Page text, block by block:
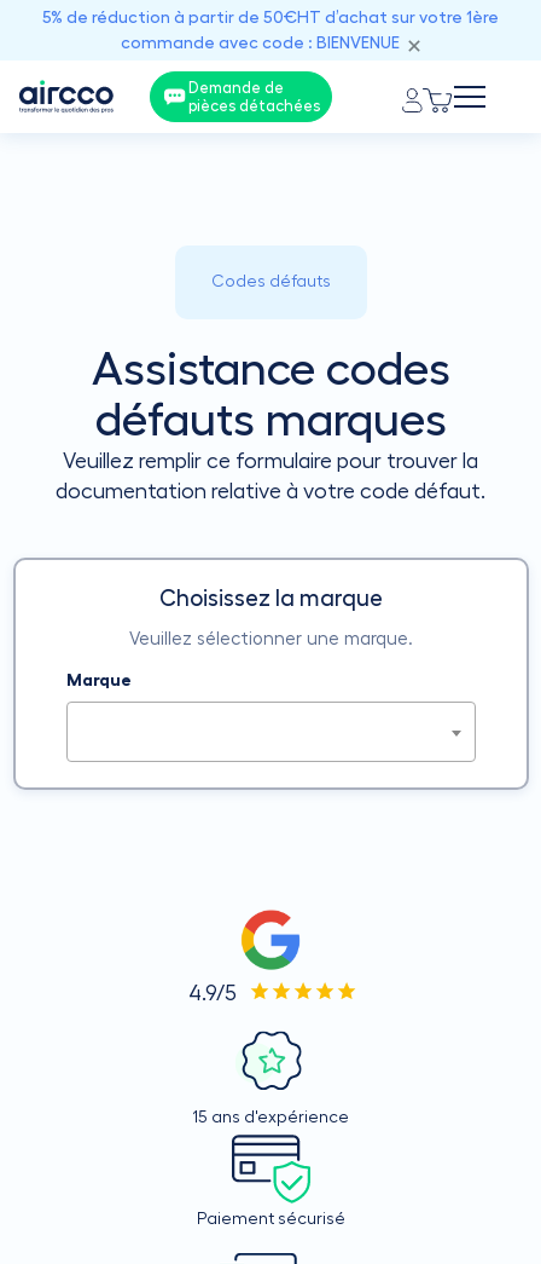
5% de réduction à partir de 50€HT d’achat sur votre 1ère
commande avec code : BIENVENUE
Demande de
pièces détachées
Codes défauts
Assistance codes
défauts marques
Veuillez remplir ce formulaire pour trouver la
documentation relative à votre code défaut.
Choisissez la marque
Veuillez sélectionner une marque.
Marque
4.9/5
15 ans d'expérience
Paiement sécurisé